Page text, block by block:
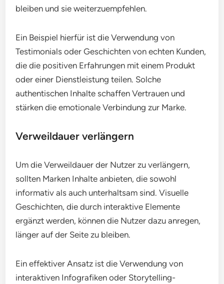
bleiben und sie weiterzuempfehlen.
Ein Beispiel hierfür ist die Verwendung von
Testimonials oder Geschichten von echten Kunden,
die die positiven Erfahrungen mit einem Produkt
oder einer Dienstleistung teilen. Solche
authentischen Inhalte schaffen Vertrauen und
stärken die emotionale Verbindung zur Marke.
Verweildauer verlängern
Um die Verweildauer der Nutzer zu verlängern,
sollten Marken Inhalte anbieten, die sowohl
informativ als auch unterhaltsam sind. Visuelle
Geschichten, die durch interaktive Elemente
ergänzt werden, können die Nutzer dazu anregen,
länger auf der Seite zu bleiben.
Ein effektiver Ansatz ist die Verwendung von
interaktiven Infografiken oder Storytelling-